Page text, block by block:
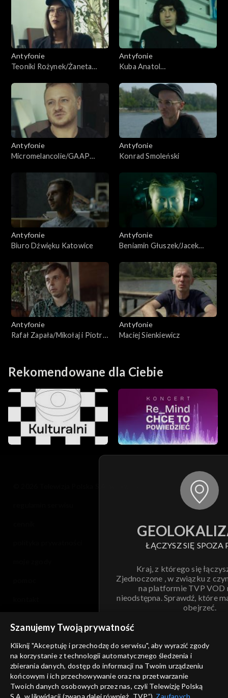
Antyfonie
Teoniki Rożynek/Żaneta
Antyfonie
Kuba Anatol
Antyfonie
Micromelancolie/GAAP
Antyfonie
Konrad Smoleński
Antyfonie
Biuro Dźwięku Katowice
Antyfonie
Beniamin Głuszek/Jacek
Antyfonie
Rafał Zapała/Mikołaj i Piotr
Antyfonie
Maciej Sienkiewicz
Rekomendowane dla Ciebie
ŁĄCZYSZ SIĘ SPOZA
Kraj, z którego się
Zjednoczone , w związku z
na platformie TVP VOD
nieodstępna. Sprawdź, które
obejrzeć.
ANULUJ
informacje o dostawcy usług
Szanujemy Twoją prywatność
Kliknij "Akceptuję i przechodzę do serwisu", aby wyrazić zgody
na korzystanie z technologii automatycznego śledzenia i
zbierania danych, dostęp do informacji na Twoim urządzeniu
końcowym i ich przechowywanie oraz na przetwarzanie
Twoich danych osobowych przez nas, czyli Telewizję Polską
S.A. w likwidacji (zwaną dalej również „TVP”), Zaufanych